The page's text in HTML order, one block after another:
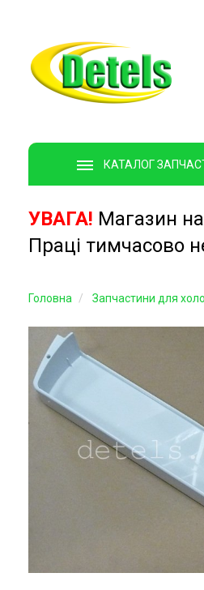
КАТАЛОГ
УВАГА! Магазин
Праці тимчасово
Головна Запчастини для